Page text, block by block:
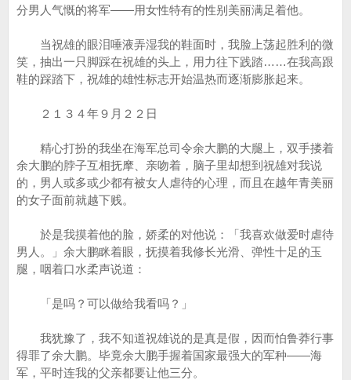
分男人气慨的将军——用女性特有的性别美丽满足着他。
当祝雄的眼泪唾液弄湿我的鞋面时，我脸上荡起胜利的微
笑，抽出一只脚踩在祝雄的头上，用力往下践踏……在我高跟
鞋的踩踏下，祝雄的雄性标志开始温热而逐渐膨胀起来。
２１３４年９月２２日
精心打扮的我坐在海军总司令余大鹏的大腿上，双手搂着
余大鹏的脖子互相抚摩、亲吻着，脑子里却想到祝雄对我说
的，男人或多或少都有被女人虐待的心理，而且在越年青美丽
的女子面前就越下贱。
於是我摸着他的脸，娇柔的对他说：「我喜欢做爱时虐待
男人。」余大鹏眯着眼，抚摸着我修长光滑、弹性十足的玉
腿，咽着口水柔声说道：
「是吗？可以做给我看吗？」
我犹豫了，我不知道祝雄说的是真是假，因而怕鲁莽行事
得罪了余大鹏。毕竟余大鹏手握着国家最强大的军种——海
军，平时连我的父亲都要让他三分。